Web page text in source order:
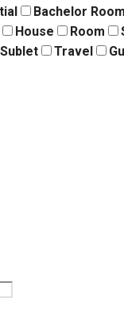
Bachelor Room
House Room
Sublet Travel